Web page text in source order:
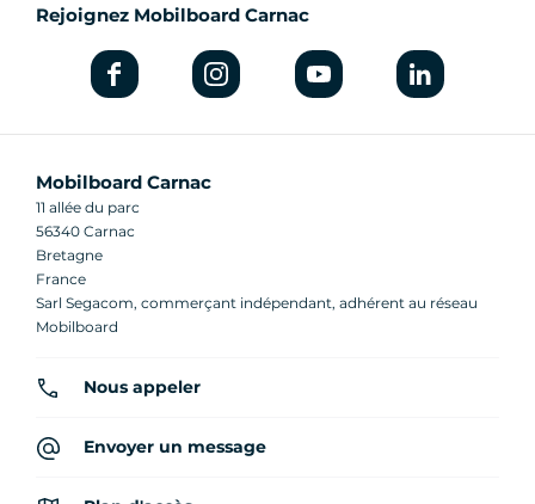
Rejoignez Mobilboard Carnac
Mobilboard Carnac
11 allée du parc
56340 Carnac
Bretagne
France
Sarl Segacom, commerçant indépendant, adhérent au réseau
Mobilboard
Nous appeler
Envoyer un message